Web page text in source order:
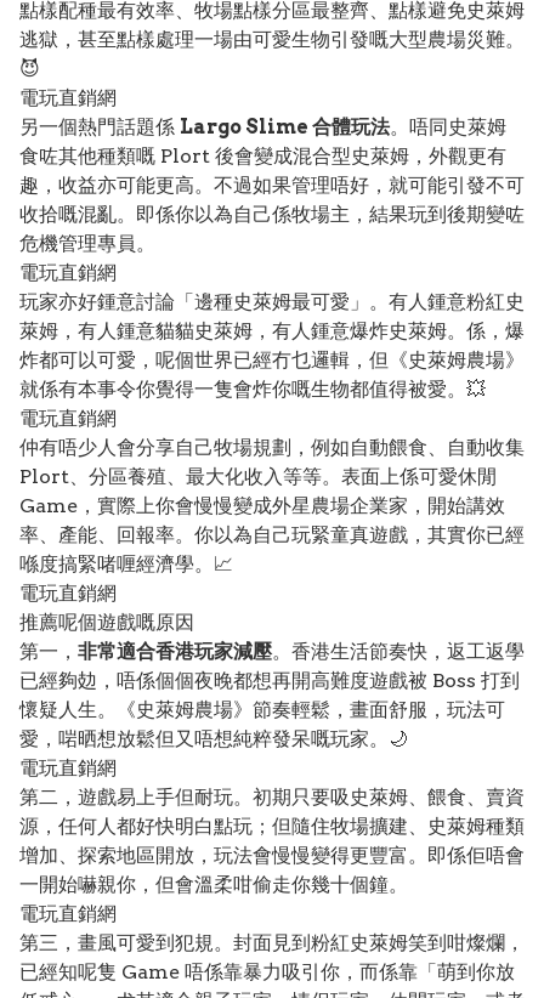
點樣配種最有效率、牧場點樣分區最整齊、點樣避免史萊姆
逃獄，甚至點樣處理一場由可愛生物引發嘅大型農場災難。
😈
電玩直銷網
另一個熱門話題係 Largo Slime 合體玩法。唔同史萊姆
食咗其他種類嘅 Plort 後會變成混合型史萊姆，外觀更有
趣，收益亦可能更高。不過如果管理唔好，就可能引發不可
收拾嘅混亂。即係你以為自己係牧場主，結果玩到後期變咗
危機管理專員。
電玩直銷網
玩家亦好鍾意討論「邊種史萊姆最可愛」。有人鍾意粉紅史
萊姆，有人鍾意貓貓史萊姆，有人鍾意爆炸史萊姆。係，爆
炸都可以可愛，呢個世界已經冇乜邏輯，但《史萊姆農場》
就係有本事令你覺得一隻會炸你嘅生物都值得被愛。💥
電玩直銷網
仲有唔少人會分享自己牧場規劃，例如自動餵食、自動收集
Plort、分區養殖、最大化收入等等。表面上係可愛休閒
Game，實際上你會慢慢變成外星農場企業家，開始講效
率、產能、回報率。你以為自己玩緊童真遊戲，其實你已經
喺度搞緊啫喱經濟學。📈
電玩直銷網
推薦呢個遊戲嘅原因
第一， 非常適合香港玩家減壓。香港生活節奏快，返工返學
已經夠攰，唔係個個夜晚都想再開高難度遊戲被 Boss 打到
懷疑人生。《史萊姆農場》節奏輕鬆，畫面舒服，玩法可
愛，啱晒想放鬆但又唔想純粹發呆嘅玩家。🌙
電玩直銷網
第二，遊戲易上手但耐玩。初期只要吸史萊姆、餵食、賣資
源，任何人都好快明白點玩；但隨住牧場擴建、史萊姆種類
增加、探索地區開放，玩法會慢慢變得更豐富。即係佢唔會
一開始嚇親你，但會溫柔咁偷走你幾十個鐘。
電玩直銷網
第三，畫風可愛到犯規。封面見到粉紅史萊姆笑到咁燦爛，
已經知呢隻 Game 唔係靠暴力吸引你，而係靠「萌到你放